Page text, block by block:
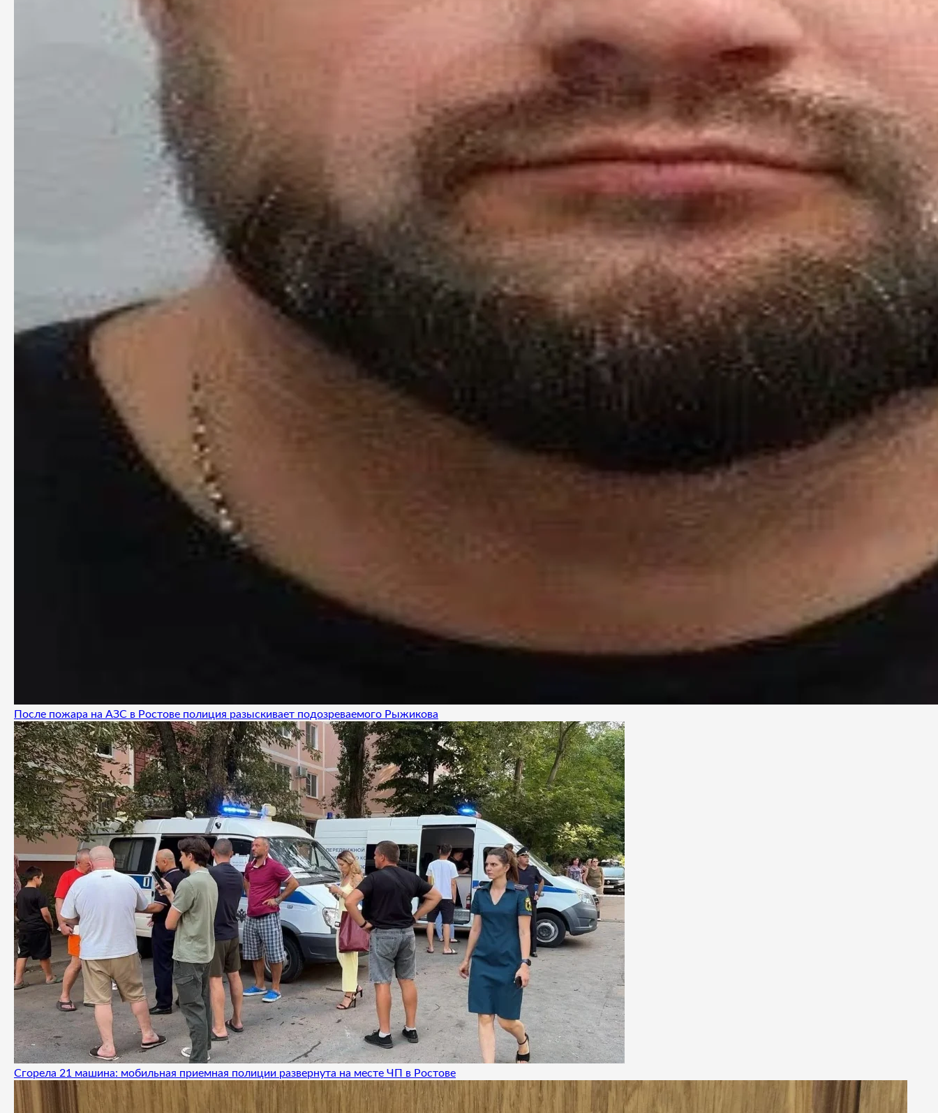
После пожара на АЗС в Ростове полиция разыскивает подозреваемого Рыжикова
Сгорела 21 машина: мобильная приемная полиции развернута на месте ЧП в Ростове